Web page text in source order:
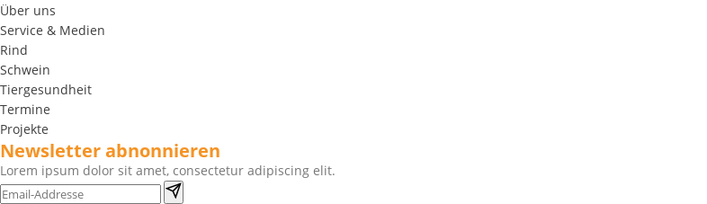
Über uns
Service & Medien
Rind
Schwein
Tiergesundheit
Termine
Projekte
Newsletter abnonnieren
Lorem ipsum dolor sit amet, consectetur adipiscing elit.